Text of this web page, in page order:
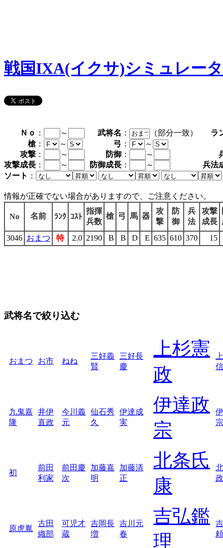
戦国IXA(イクサ)シミュレー
Ｎｏ ： ～ 武将名 ： （部分一致）
ラ
槍 ： ～ 弓 ：
～
攻撃 ： ～ 防御 ： ～
攻撃成長 ： ～ 防御成長 ： ～
兵法
ソート ：
情報が正確でない場合がありますので、ご注意ください。
No 名前 ﾗﾝｸ ｺｽﾄ
指揮
兵数
槍 弓 馬 器
攻
撃
防
御
兵
法
攻撃
成長
3046 おまつ 特 2.0 2190 B B D E 635 610 370 15
武将名で絞り込む
おまつ お市 ねね
三好義
賢
三好長
慶
上杉憲
政
信
九鬼嘉
隆
井伊
直政
今川義
元
仙石秀
久
伊達成
実
伊達政
宗
宗
初
前田
利家
前田慶
次
加藤嘉
明
加藤清
正
北条氏
康
政
原虎胤
古田
織部
可児才
蔵
吉岡長
増
吉川元
春
吉弘鑑
理
頼